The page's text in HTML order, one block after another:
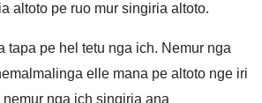
altoto pe ruo mur singiria altoto.
tapa pe hel tetu nga ich. Nemur nga
elle mana pe altoto nge iri
nga ich singiria ana